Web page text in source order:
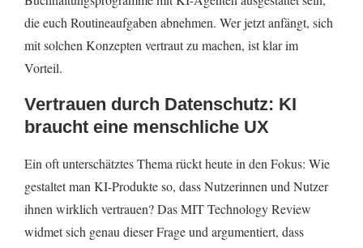
die euch Routineaufgaben abnehmen. Wer jetzt anfängt, sich
mit solchen Konzepten vertraut zu machen, ist klar im
Vorteil.
Vertrauen durch Datenschutz: KI
braucht eine menschliche UX
Ein oft unterschätztes Thema rückt heute in den Fokus: Wie
gestaltet man KI-Produkte so, dass Nutzerinnen und Nutzer
ihnen wirklich vertrauen? Das MIT Technology Review
widmet sich genau dieser Frage und argumentiert, dass